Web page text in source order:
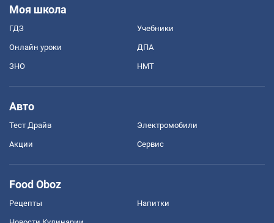
Моя школа
ГДЗ Учебники
Онлайн уроки ДПА
ЗНО НМТ
Авто
Тест Драйв Электромобили
Акции Сервис
Food Oboz
Рецепты Напитки